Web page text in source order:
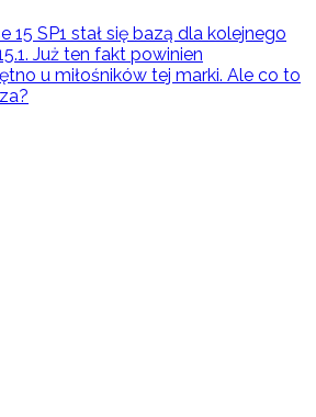
15 SP1 stał się bazą dla kolejnego
Już ten fakt powinien
u miłośników tej marki. Ale co to